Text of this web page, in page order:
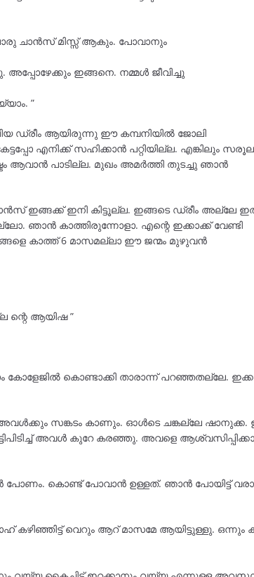
ചാൻസ് മിസ്സ്‌ ആകും. പോവാനും
അപ്പോഴേക്കും ഇങ്ങനെ. നമ്മൾ ജീവിച്ചു
”
ഡ്രീം ആയിരുന്നു ഈ കമ്പനിയിൽ ജോലി
എനിക്ക് സഹിക്കാൻ പറ്റിയില്ല. എങ്കിലും സരൂല
പാടില്ല. മുഖം അമർത്തി തുടച്ചു ഞാൻ
ഇങ്ങക്ക് ഇനി കിട്ടൂല്ല. ഇങ്ങടെ ഡ്രീം അല്ലേ
ഞാൻ കാത്തിരുന്നോളാ. എന്റെ ഇക്കാക്ക് വേണ്ടി
കാത്ത് 6 മാസമല്ലാ ഈ ജന്മം മുഴുവൻ
ന്റെ ആയിഷ ”
കൊണ്ടാക്കി താരാന്ന് പറഞ്ഞതല്ലേ.
സങ്കടം കാണും. ഓൾടെ ചങ്കല്ലേ ഷാനുക്ക.
അവൾ കുറേ കരഞ്ഞു. അവളെ
കൊണ്ട് പോവാൻ ഉള്ളത്. ഞാൻ പോയിട്ട്
കഴിഞ്ഞിട്ട് വെറും ആറ് മാസമേ ആയിട്ടുള്ളു. ഒന്നും